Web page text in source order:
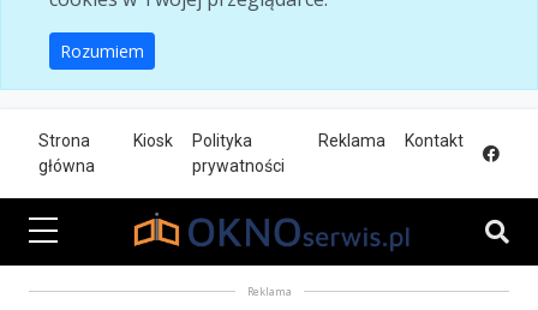
Rozumiem
Strona
główna
Kiosk
Polityka
prywatności
Reklama Kontakt
Reklama